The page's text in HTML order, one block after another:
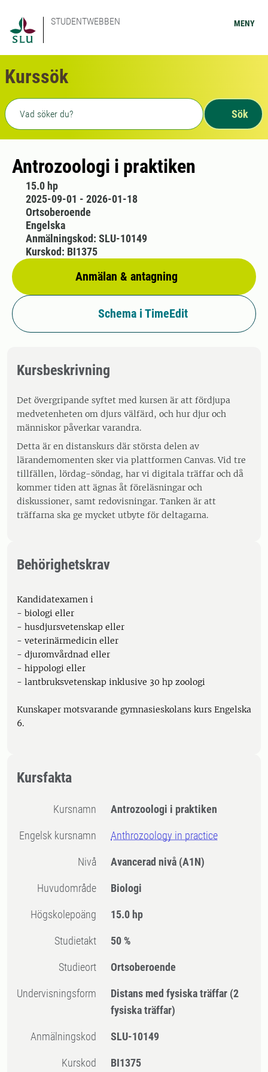
STUDENTWEBBEN MENY
Kurssök
Fritext sökning
Sök
Antrozoologi i praktiken
15.0 hp
2025-09-01 - 2026-01-18
Ortsoberoende
Engelska
Anmälan & antagning
Anmälningskod: SLU-10149
Kurskod: BI1375
Schema i TimeEdit
Kursbeskrivning
Det övergripande syftet med kursen är att fördjupa
medvetenheten om djurs välfärd, och hur djur och
människor påverkar varandra.
Detta är en distanskurs där största delen av
lärandemomenten sker via plattformen Canvas. Vid tre
tillfällen, lördag-söndag, har vi digitala träffar och då
kommer tiden att ägnas åt föreläsningar och
diskussioner, samt redovisningar. Tanken är att
träffarna ska ge mycket utbyte för deltagarna.
Behörighetskrav
Kandidatexamen i
- biologi eller
- husdjursvetenskap eller
- veterinärmedicin eller
- djuromvårdnad eller
- hippologi eller
- lantbruksvetenskap inklusive 30 hp zoologi
Kunskaper motsvarande gymnasieskolans kurs Engelska
6.
Kursfakta
Kursnamn Antrozoologi i praktiken
Engelsk kursnamn Anthrozoology in practice
Nivå Avancerad nivå (A1N)
Huvudområde Biologi
högskolepoäng 15.0 hp
Studietakt 50 %
Studieort Ortsoberoende
Undervisningsform Distans med fysiska träffar (2
fysiska träffar)
Anmälningskod SLU-10149
Kurskod BI1375